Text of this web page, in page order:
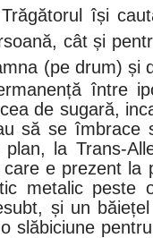
își
cât și
(pe drum) și
între
de sugară,
să se îmbrace
la Trans-
e prezent la
metalic peste
și un
slăbiciune